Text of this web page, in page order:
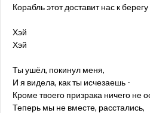
Корабль этот доставит нас к
Хэй
Хэй
Ты ушёл, покинул меня,
И я видела, как ты исчезаешь -
Кроме твоего призрака ничего не
Теперь мы не вместе, расстались,